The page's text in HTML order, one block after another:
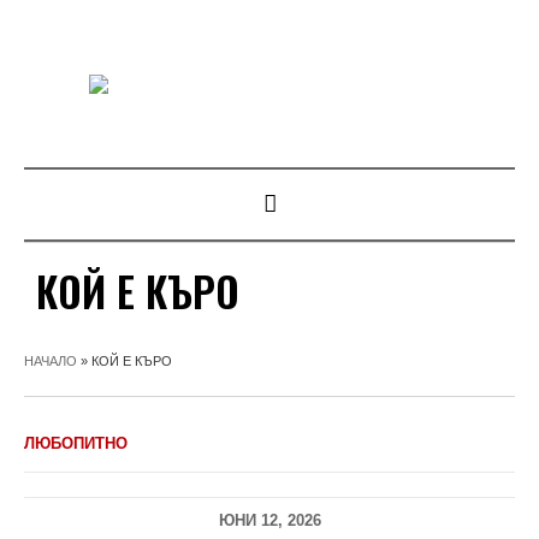
КОЙ Е КЪРО
НАЧАЛО » КОЙ Е КЪРО
ЛЮБОПИТНО
ЮНИ 12, 2026